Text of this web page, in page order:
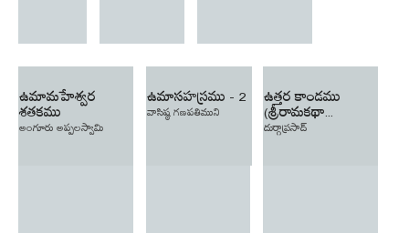
ఉమామహేశ్వర
శతకము
అంగూరు అప్పలస్వామి
ఉమాసహస్రము - 2
వాసిష్ఠ గణపతిముని
ఉత్తర కాండము
(శ్రీరామకథా...
దుర్గాప్రసాద్